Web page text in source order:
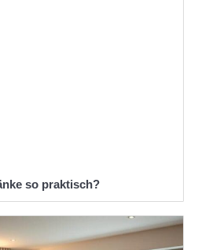
so praktisch?